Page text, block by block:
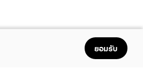
ยอมรับ